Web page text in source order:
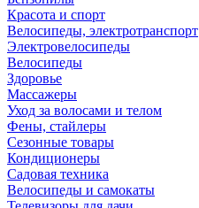
Красота и спорт
Велосипеды, электротранспорт
Электровелосипеды
Велосипеды
Здоровье
Массажеры
Уход за волосами и телом
Фены, стайлеры
Сезонные товары
Кондиционеры
Садовая техника
Велосипеды и самокаты